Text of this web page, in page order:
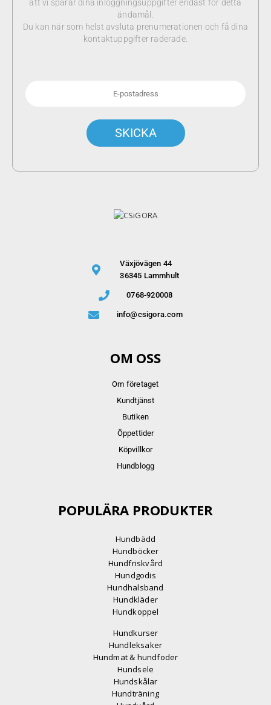
att vi sparar dina inloggningsuppgifter endast för detta
ändamål.
Du kan när som helst avsluta prenumerationen och få dina
kontaktuppgifter raderade.
Växjövägen 44
36345 Lammhult
0768-920008
info@csigora.com
OM OSS
Om företaget
Kundtjänst
Butiken
Öppettider
Köpvillkor
Hundblogg
POPULÄRA PRODUKTER
Hundbädd
Hundböcker
Hundfriskvård
Hundgodis
Hundhalsband
Hundkläder
Hundkoppel
Hundkurser
Hundleksaker
Hundmat & hundfoder
Hundsele
Hundskålar
Hundträning